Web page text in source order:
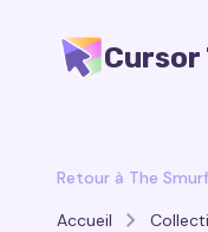
Cursor
Retour à The
Accueil